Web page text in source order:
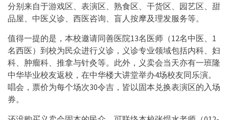
分别来自于游戏区、表演区、熟食区、干货区、园艺区、甜
品屋、中医义诊、西医咨询、盲人按摩及理发服务等。
值得一提的是，本校邀请同善医院13名医师（12名中医、1
名西医）到校为民众进行义诊，义诊专业领域包括内科、妇
科、肿瘤科、推拿与针灸等。此外，义卖会当天亦有一班隆
中华毕业校友返校，在中华楼大讲堂举办4场校友同乐演。
唱会，票价为每个场次30令吉，皆以固本兑换表演区的入场
券。